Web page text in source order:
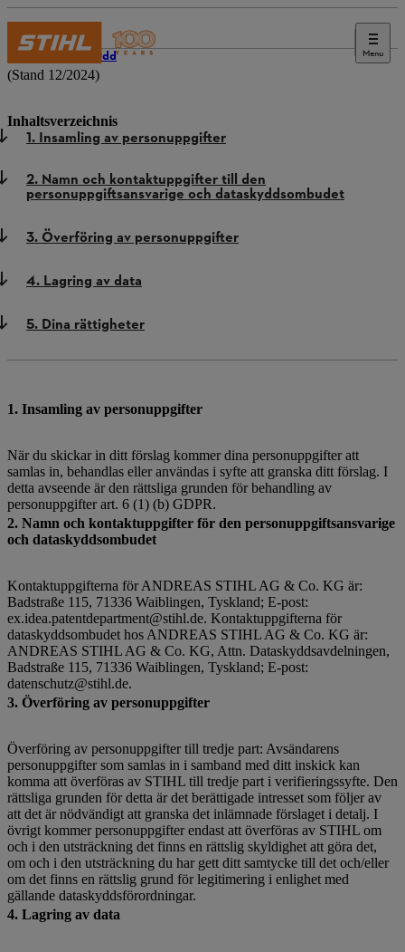
Menu
Dataskydd
(Stand 12/2024)
Inhaltsverzeichnis
1. Insamling av personuppgifter
2. Namn och kontaktuppgifter till den
personuppgiftsansvarige och dataskyddsombudet
3. Överföring av personuppgifter
4. Lagring av data
5. Dina rättigheter
1. Insamling av personuppgifter
När du skickar in ditt förslag kommer dina personuppgifter att
samlas in, behandlas eller användas i syfte att granska ditt förslag. I
detta avseende är den rättsliga grunden för behandling av
personuppgifter art. 6 (1) (b) GDPR.
2. Namn och kontaktuppgifter för den personuppgiftsansvarige
och dataskyddsombudet
Kontaktuppgifterna för ANDREAS STIHL AG & Co. KG är:
Badstraße 115, 71336 Waiblingen, Tyskland; E-post:
ex.idea.patentdepartment@stihl.de. Kontaktuppgifterna för
dataskyddsombudet hos ANDREAS STIHL AG & Co. KG är:
ANDREAS STIHL AG & Co. KG, Attn. Dataskyddsavdelningen,
Badstraße 115, 71336 Waiblingen, Tyskland; E-post:
datenschutz@stihl.de.
3. Överföring av personuppgifter
Överföring av personuppgifter till tredje part: Avsändarens
personuppgifter som samlas in i samband med ditt inskick kan
komma att överföras av STIHL till tredje part i verifieringssyfte. Den
rättsliga grunden för detta är det berättigade intresset som följer av
att det är nödvändigt att granska det inlämnade förslaget i detalj. I
övrigt kommer personuppgifter endast att överföras av STIHL om
och i den utsträckning det finns en rättslig skyldighet att göra det,
om och i den utsträckning du har gett ditt samtycke till det och/eller
om det finns en rättslig grund för legitimering i enlighet med
gällande dataskyddsförordningar.
4. Lagring av data